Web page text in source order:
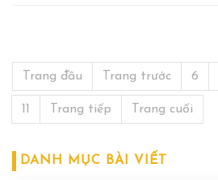
Trang đầu Trang trước 6
11 Trang tiếp Trang cuối
DANH MỤC BÀI VIẾT